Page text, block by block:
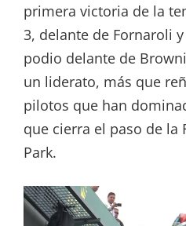
primera victoria de la
3, delante de Fornaroli
podio delante de
un liderato, más que
pilotos que han
que cierra el paso de la
Park.